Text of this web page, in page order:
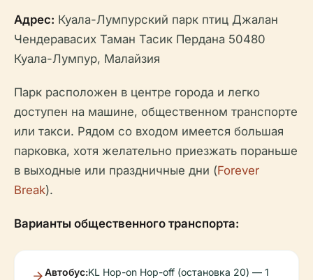
Адрес: Куала-Лумпурский парк птиц Джалан
Чендеравасих Таман Тасик Пердана 50480
Куала-Лумпур, Малайзия
Парк расположен в центре города и легко
доступен на машине, общественном транспорте
или такси. Рядом со входом имеется большая
парковка, хотя желательно приезжать пораньше
в выходные или праздничные дни (Forever
Break).
Варианты общественного транспорта:
Автобус:KL Hop-on Hop-off (остановка 20) — 1